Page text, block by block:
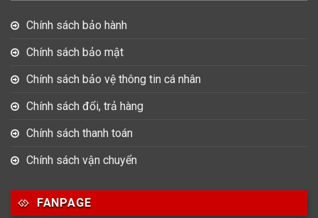
Chính sách bảo hành
Chính sách bảo mật
Chính sách bảo vệ thông tin cá nhân
Chính sách đổi, trả hàng
Chính sách thanh toán
Chính sách vận chuyển
FANPAGE